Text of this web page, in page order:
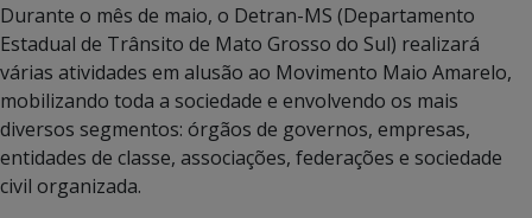
Durante o mês de maio, o Detran-MS (Departamento
Estadual de Trânsito de Mato Grosso do Sul) realizará
várias atividades em alusão ao Movimento Maio Amarelo,
mobilizando toda a sociedade e envolvendo os mais
diversos segmentos: órgãos de governos, empresas,
entidades de classe, associações, federações e sociedade
civil organizada.